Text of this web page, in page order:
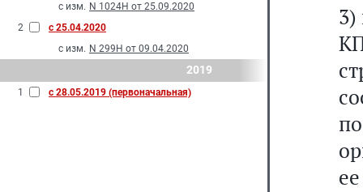
с изм. N 1024Н от 25.09.2020
2
с 25.04.2020
с изм. N 299Н от 09.04.2020
2019
1 с 28.05.2019 (первоначальная)
3)